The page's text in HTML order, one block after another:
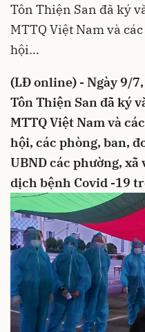
Tôn Thiện San đã ký
MTTQ Việt Nam và
hội...
(LĐ online) - Ngày 9/
Tôn Thiện San đã ký
MTTQ Việt Nam và
hội, các phòng, ban,
UBND các phường,
dịch bệnh Covid -19